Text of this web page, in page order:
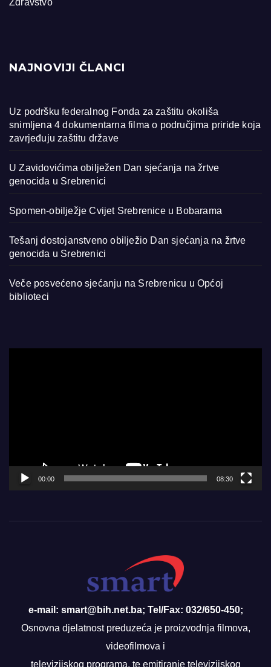
Zdravstvo
NAJNOVIJI ČLANCI
Uz podršku federalnog Fonda za zaštitu okoliša
snimljena 4 dokumentarna filma o područjima priride koja
zavrjeđuju zaštitu države
U Zavidovićima obilježen Dan sjećanja na žrtve
genocida u Srebrenici
Spomen-obilježje Cvijet Srebrenice u Bobarama
Tešanj dostojanstveno obilježio Dan sjećanja na žrtve
genocida u Srebrenici
Veče posvećeno sjećanju na Srebrenicu u Općoj
biblioteci
00:00 08:30
e-mail: smart@bih.net.ba; Tel/Fax: 032/650-450;
Osnovna djelatnost preduzeća je proizvodnja filmova,
videofilmova i
televizijskog programa, te emitiranje televizijskog